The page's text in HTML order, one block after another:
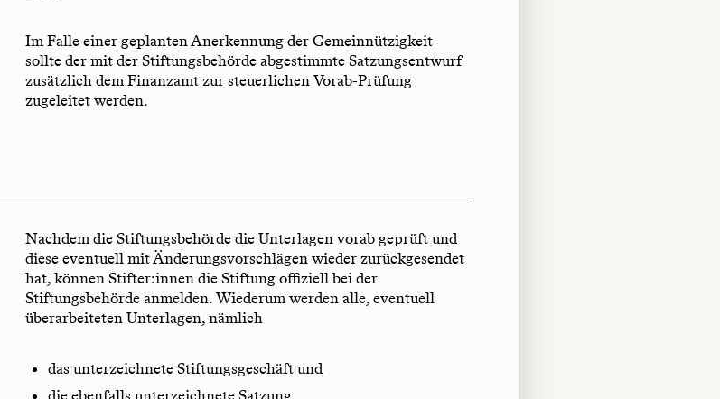
Im Falle einer geplanten Anerkennung der Gemeinnützigkeit
sollte der mit der Stiftungsbehörde abgestimmte Satzungsentwurf
zusätzlich dem Finanzamt zur steuerlichen Vorab-Prüfung
zugeleitet werden.
Nachdem die Stiftungsbehörde die Unterlagen vorab geprüft und
diese eventuell mit Änderungsvorschlägen wieder zurückgesendet
hat, können Stifter:innen die Stiftung offiziell bei der
Stiftungsbehörde anmelden. Wiederum werden alle, eventuell
überarbeiteten Unterlagen, nämlich
das unterzeichnete Stiftungsgeschäft und